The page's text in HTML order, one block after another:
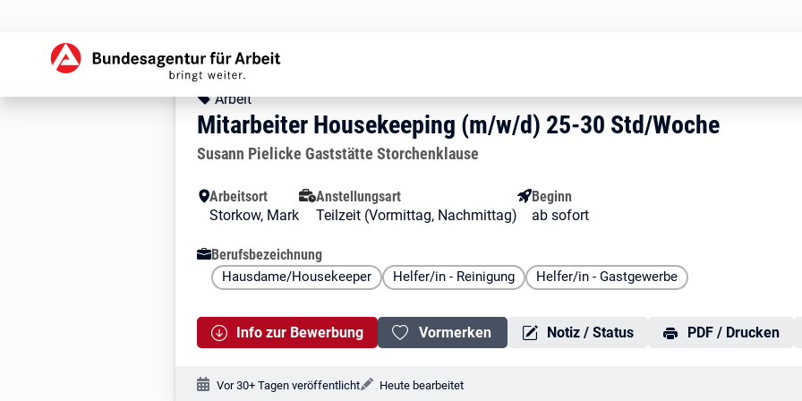
Stellendetails zu: Mitarbeiter Housekeeping (m/w/d)
Mitarbeiter Housekeeping (m/w/d) 25-30 Std/
Mitarbeiter Housekeeping (m/w/d) 25-30 Std/Woche
Kopfbereich
Angebotsart:
Arbeit
Mitarbeiter Housekeeping (m/w/d) 25-30 Std/Woche
Arbeitgeber:
Susann Pielicke Gaststätte Storchenklause
Besondere Merkmale
Arbeitsort
Storkow, Mark
Anstellungsart
Teilzeit (Vormittag, Nachmittag)
Beginn
ab sofort
Berufsbezeichnung
Hausdame/Housekeeper Helfer/in - Reinigung Helfer/in - Gastgewerbe
Info zur Bewerbung Vormerken Notiz / Status PDF / Drucken
Veröffentlichungsdatum:
Vor 30+ Tagen veröffentlicht Änderungsdatum:
Heute bearbeitet